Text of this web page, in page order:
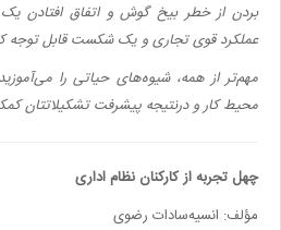
بردن از خطر بیخ گوش و اتفاق افتادن یک
عملکرد قوی تجاری و یک شکست قابل توجه که
مهم‌تر از همه، شیوه‌های حیاتی را می‌آموزید
محیط کار و درنتیجه پیشرفت تشکیلاتتان
چهل تجربه از کارکنان نظام اداری
مؤلف: انسیه‌سادات رضوی